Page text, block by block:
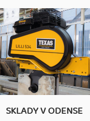
SKLADY V ODENSE